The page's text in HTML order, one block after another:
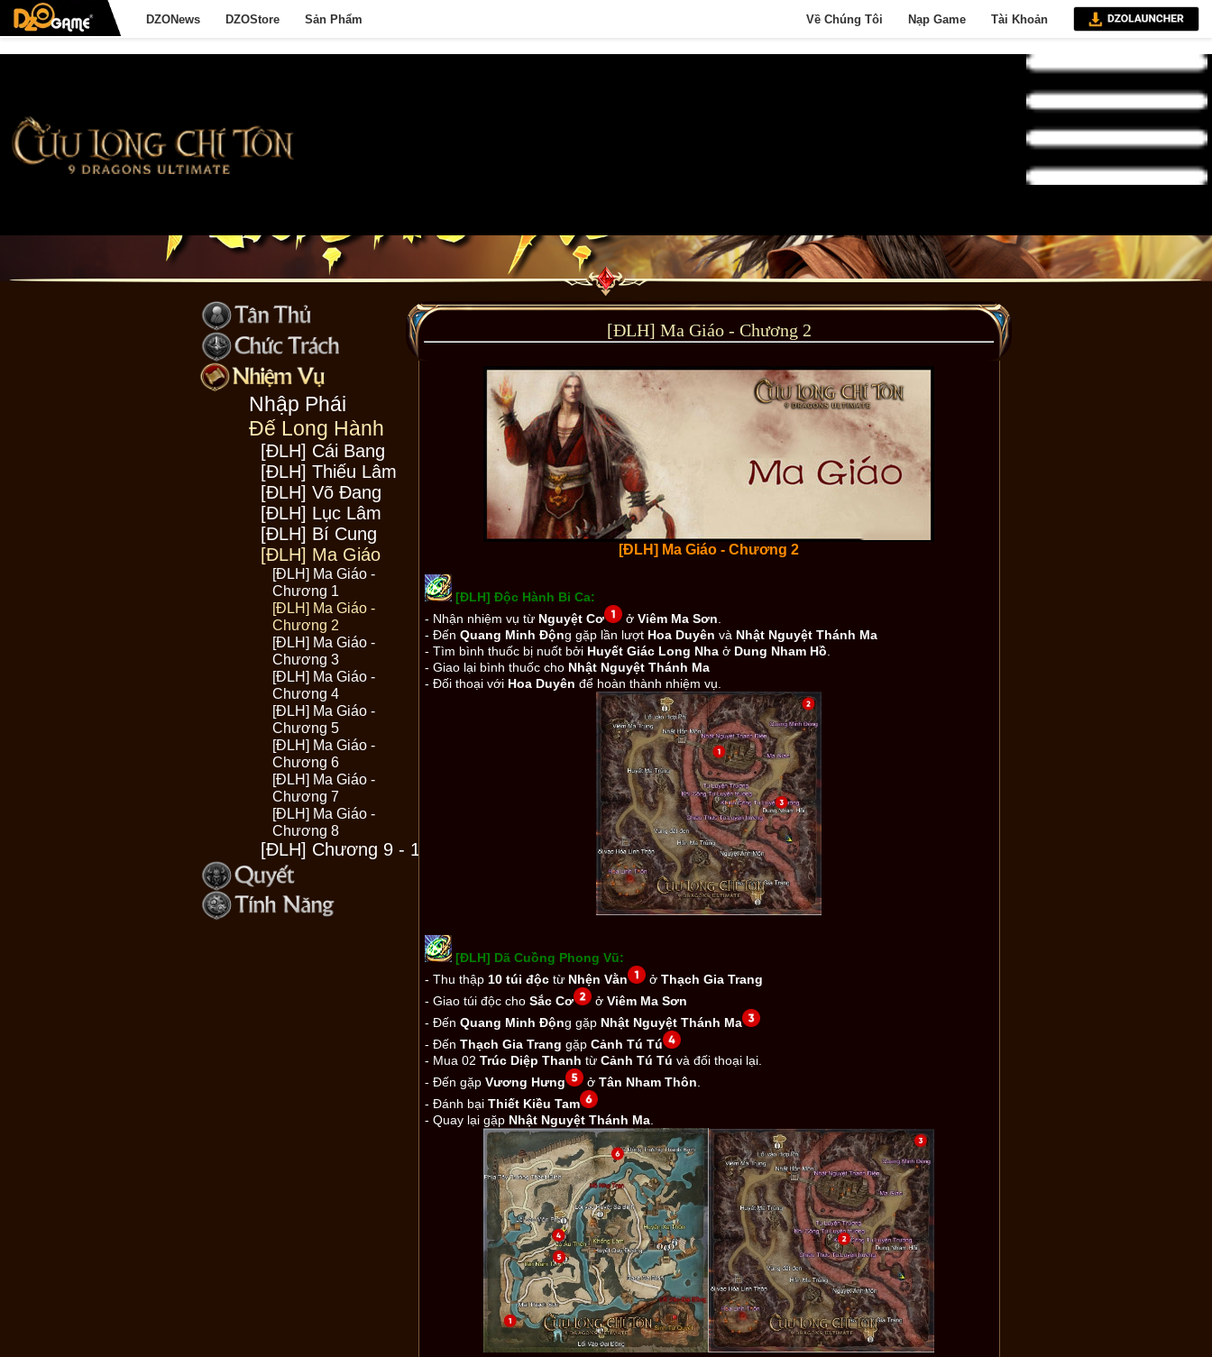
DZONews DZOStore Sản Phẩm Về Chúng Tôi Nạp Game Tài Khoản
Nhập Phái
Đế Long Hành
[ĐLH] Cái Bang
[ĐLH] Thiếu Lâm
[ĐLH] Võ Đang
[ĐLH] Lục Lâm
[ĐLH] Bí Cung
[ĐLH] Ma Giáo
[ĐLH] Ma Giáo -
Chương 1
[ĐLH] Ma Giáo -
Chương 2
[ĐLH] Ma Giáo -
Chương 3
[ĐLH] Ma Giáo -
Chương 4
[ĐLH] Ma Giáo -
Chương 5
[ĐLH] Ma Giáo -
Chương 6
[ĐLH] Ma Giáo -
Chương 7
[ĐLH] Ma Giáo -
Chương 8
[ĐLH] Chương 9 - 12
[ĐLH] Ma Giáo - Chương 2
[ĐLH] Ma Giáo - Chương 2
[ĐLH] Độc Hành Bi Ca:
- Nhận nhiệm vụ từ Nguyệt Cơ ởViêm Ma Sơn.
- ĐếnQuang Minh Động gặp lần lượt Hoa Duyênvà Nhật Nguyệt Thánh Ma
- Tìm bình thuốc bị nuốt bởi Huyết Giác Long Nha ở Dung Nham Hồ.
- Giao lại bình thuốc cho Nhật Nguyệt Thánh Ma
- Đối thoại với Hoa Duyên để hoàn thành nhiệm vụ.
[ĐLH] Dã Cuồng Phong Vũ:
- Thu thập 10 túi độc từ Nhện Vằn ởThạch Gia Trang
- Giao túi độc choSắc Cơ ởViêm Ma Sơn
- ĐếnQuang Minh Động gặp Nhật Nguyệt Thánh Ma
- ĐếnThạch Gia Trang gặp Cảnh Tú Tú
- Mua 02Trúc Diệp Thanhtừ Cảnh Tú Túvà đối thoại lại.
- Đến gặpVương Hưng ở Tân Nham Thôn
- Đánh bạiThiết Kiều Tam
- Quay lại gặp Nhật Nguyệt Thánh Ma